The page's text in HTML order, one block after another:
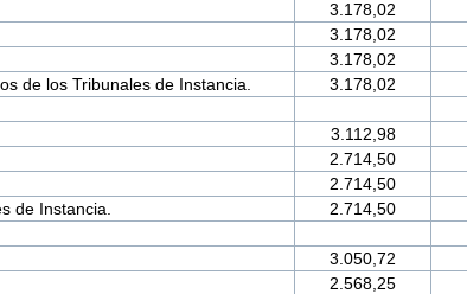
3.178,02
3.178,02
3.178,02
de los Tribunales de Instancia.
3.178,02
3.112,98
2.714,50
2.714,50
de Instancia.
2.714,50
3.050,72
2.568,25